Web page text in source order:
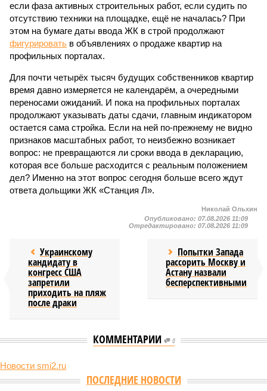
если фаза активных строительных работ, если судить по
отсутствию техники на площадке, ещё не началась? При
этом на бумаге даты ввода ЖК в строй продолжают
фигурировать в объявлениях о продаже квартир на
профильных порталах.
Для почти четырёх тысяч будущих собственников квартир
время давно измеряется не календарём, а очередными
переносами ожиданий. И пока на профильных порталах
продолжают указывать даты сдачи, главным индикатором
остается сама стройка. Если на ней по-прежнему не видно
признаков масштабных работ, то неизбежно возникает
вопрос: не превращаются ли сроки ввода в декларацию,
которая все больше расходится с реальным положением
дел? Именно на этот вопрос сегодня больше всего ждут
ответа дольщики ЖК «Станция Л».
Николай Ольхин
Опубликовано: 07.08.2026 11:09
Отредактировано: 07.08.2026 11:09
Украинскому
кандидату в
конгресс США
запретили
приходить на пляж
после драки
Попытки Запада
рассорить Москву и
Астану назвали
бесперспективными
КОММЕНТАРИИ 0
Новости smi2.ru
Земля уже не раз показывала человечеству свой
крутой нрав – когда покажет снова?